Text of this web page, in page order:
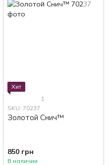
Хит
1
SKU: 70237
Золотой Снич™
850 грн
В наличии